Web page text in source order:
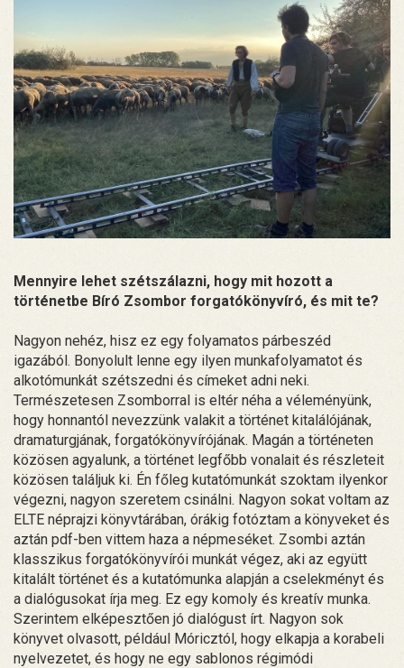
Mennyire lehet szétszálazni, hogy mit hozott a
történetbe Bíró Zsombor forgatókönyvíró, és mit te?
Nagyon nehéz, hisz ez egy folyamatos párbeszéd
igazából. Bonyolult lenne egy ilyen munkafolyamatot és
alkotómunkát szétszedni és címeket adni neki.
Természetesen Zsomborral is eltér néha a véleményünk,
hogy honnantól nevezzünk valakit a történet kitalálójának,
dramaturgjának, forgatókönyvírójának. Magán a történeten
közösen agyalunk, a történet legfőbb vonalait és részleteit
közösen találjuk ki. Én főleg kutatómunkát szoktam ilyenkor
végezni, nagyon szeretem csinálni. Nagyon sokat voltam az
ELTE néprajzi könyvtárában, órákig fotóztam a könyveket és
aztán pdf-ben vittem haza a népmeséket. Zsombi aztán
klasszikus forgatókönyvírói munkát végez, aki az együtt
kitalált történet és a kutatómunka alapján a cselekményt és
a dialógusokat írja meg. Ez egy komoly és kreatív munka.
Szerintem elképesztően jó dialógust írt. Nagyon sok
könyvet olvasott, például Móricztól, hogy elkapja a korabeli
nyelvezetet, és hogy ne egy sablonos régimódi